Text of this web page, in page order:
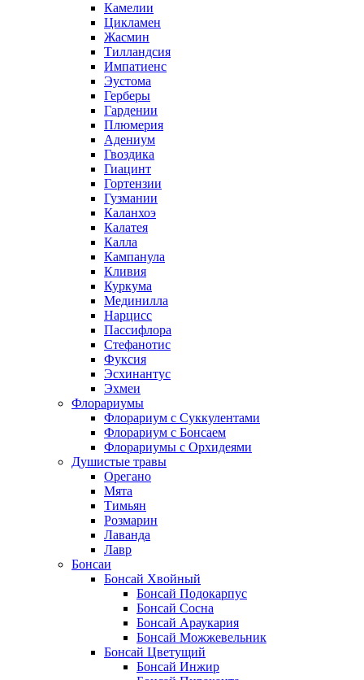
Камелии
Цикламен
Жасмин
Тилландсия
Импатиенс
Эустома
Герберы
Гардении
Плюмерия
Адениум
Гвоздика
Гиацинт
Гортензии
Гузмании
Каланхоэ
Калатея
Калла
Кампанула
Кливия
Куркума
Мединилла
Нарцисс
Пассифлора
Стефанотис
Фуксия
Эсхинантус
Эхмеи
Флорариумы
Флорариум с Суккулентами
Флорариум с Бонсаем
Флорариумы с Орхидеями
Душистые травы
Орегано
Мята
Тимьян
Розмарин
Лаванда
Лавр
Бонсаи
Бонсай Хвойный
Бонсай Подокарпус
Бонсай Сосна
Бонсай Араукария
Бонсай Можжевельник
Бонсай Цветущий
Бонсай Инжир